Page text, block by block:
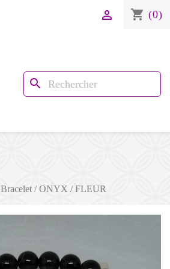
shopping_cart (0)

search
Bracelet / ONYX / FLEUR